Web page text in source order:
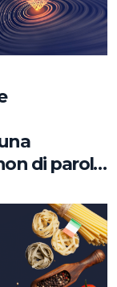
di parole